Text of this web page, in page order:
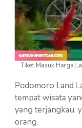
Tiket Masuk Harga
Podomoro Land
tempat wisata
yang terjangkau,
orang.